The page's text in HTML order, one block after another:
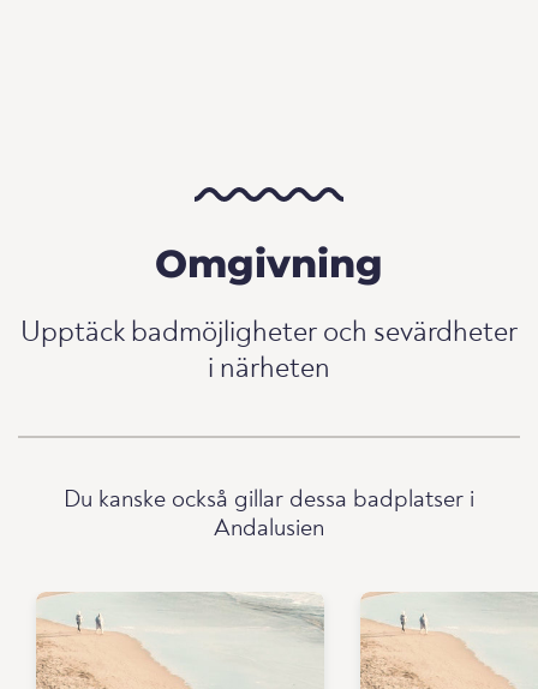
Omgivning
Upptäck badmöjligheter och sevärdheter
i närheten
Du kanske också gillar dessa badplatser i
Andalusien